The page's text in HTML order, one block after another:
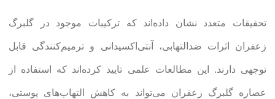
تحقیقات متعدد نشان داده‌اند که ترکیبات موجود در گلبرگ
زعفران اثرات ضدالتهابی، آنتی‌اکسیدانی و ترمیم‌کنندگی قابل
توجهی دارند. این مطالعات علمی تایید کرده‌اند که استفاده از
عصاره گلبرگ زعفران می‌تواند به کاهش التهاب‌های پوستی،